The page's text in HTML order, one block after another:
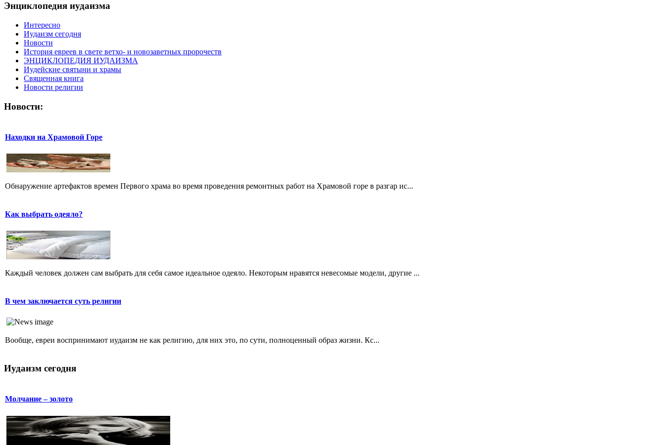
Энциклопедия иудаизма
Интересно
Иудаизм сегодня
Новости
История евреев в свете ветхо- и новозаветных пророчеств
ЭНЦИКЛОПЕДИЯ ИУДАИЗМА
Иудейские святыни и храмы
Священная книга
Новости религии
Новости:
Находки на Храмовой Горе
Обнаружение артефактов времен Первого храма во время проведения ремонтных работ на Храмовой горе в разгар ис...
Как выбрать одеяло?
Каждый человек должен сам выбрать для себя самое идеальное одеяло. Некоторым нравятся невесомые модели, другие ...
В чем заключается суть религии
Вообще, евреи воспринимают иудаизм не как религию, для них это, по сути, полноценный образ жизни. Кс...
Иудаизм сегодня
Молчание – золото